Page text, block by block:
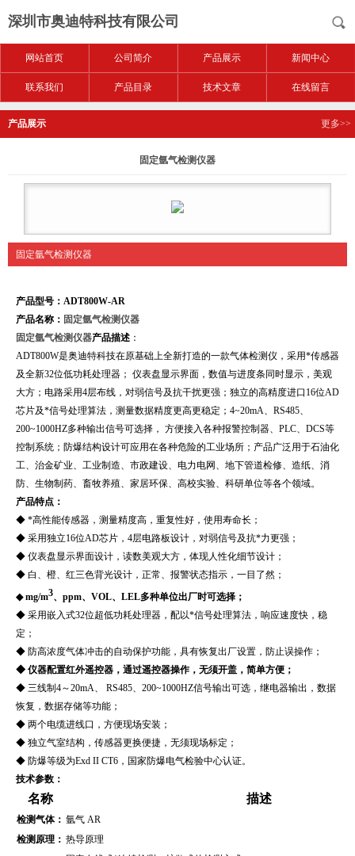
深圳市奥迪特科技有限公司
网站首页 公司简介 产品展示 新闻中心
联系我们 产品目录 技术文章 在线留言
产品展示 更多>>
固定氩气检测仪器
固定氩气检测仪器
产品型号：ADT800W-AR
产品名称： 固定氩气检测仪器
固定氩气检测仪器产品描述 ：
ADT800W是奥迪特科技在原基础上全新打造的一款气体检测仪，采用*传感器
及全新32位低功耗处理器； 仪表盘显示界面，数值与进度条同时显示，美观
大方；电路采用4层布线，对弱信号及抗干扰更强；独立的高精度进口16位AD
芯片及*信号处理算法，测量数据精度更高更稳定；4~20mA、RS485、
200~1000HZ多种输出信号可选择， 方便接入各种报警控制器、PLC、DCS等
控制系统；防爆结构设计可应用在各种危险的工业场所；产品广泛用于石油化
工、治金矿业、工业制造、市政建设、电力电网、地下管道检修、造纸、消
防、生物制药、畜牧养殖、家居环保、高校实验、科研单位等各个领域。
产品特点：
◆ *高性能传感器，测量精度高，重复性好，使用寿命长；
◆ 采用独立16位AD芯片，4层电路板设计，对弱信号及抗*力更强；
◆ 仪表盘显示界面设计，读数美观大方，体现人性化细节设计；
◆ 白、橙、红三色背光设计，正常、报警状态指示，一目了然；
◆ mg/m3、ppm、VOL、LEL多种单位出厂时可选择；
◆ 采用嵌入式32位超低功耗处理器，配以*信号处理算法，响应速度快，稳
定；
◆ 防高浓度气体冲击的自动保护功能，具有恢复出厂设置，防止误操作；
◆ 仪器配置红外遥控器，通过遥控器操作，无须开盖，简单方便；
◆ 三线制4～20mA、 RS485、200~1000HZ信号输出可选，继电器输出，数据
恢复，数据存储等功能；
◆ 两个电缆进线口，方便现场安装；
◆ 独立气室结构，传感器更换便捷，无须现场标定；
◆ 防爆等级为Exd II CT6，国家防爆电气检验中心认证。
技术参数：
名称 描述
检测气体： 氩气 AR
检测原理： 热导原理